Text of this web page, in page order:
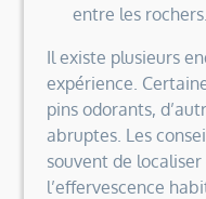
entre les rochers.
Il existe plusieurs
expérience.
pins odorants,
abruptes. Les
souvent de localiser
l’effervescence